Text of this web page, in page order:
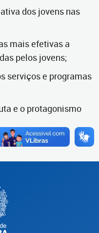
dos jovens nas
mais efetivas a
pelos jovens;
serviços e programas
e o protagonismo